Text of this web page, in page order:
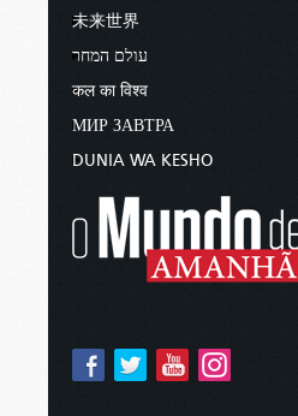
未来世界
עולם המחר
कल का विश्व
МИР ЗАВТРА
DUNIA WA KESHO